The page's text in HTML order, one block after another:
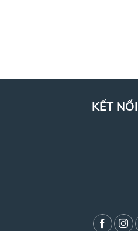
KẾT NỐI